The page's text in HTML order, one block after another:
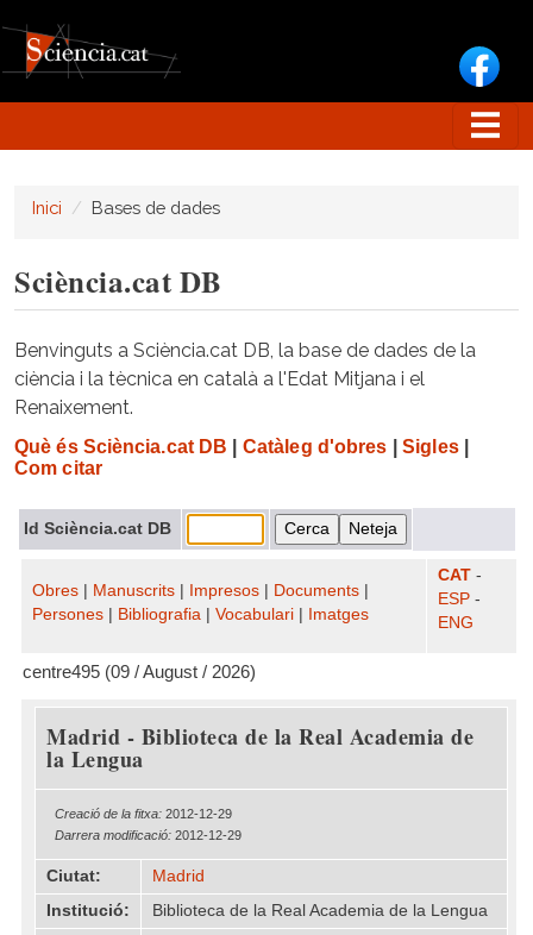
Inici Bases de dades
Sciència.cat DB
Benvinguts a Sciència.cat DB, la base de dades de la
ciència i la tècnica en català a l'Edat Mitjana i el
Renaixement.
Què és Sciència.cat DB Catàleg d'obres Sigles|
Com citar
Id Sciència.cat DB
Obres Manuscrits Impresos Documents
Persones
Bibliografia Vocabulari Imatges
CAT -
ESP -
ENG
centre495 (09 / August / 2026)
Madrid - Biblioteca de la Real Academia de
la Lengua
Creació de la fitxa: 2012-12-29
Darrera modificació: 2012-12-29
Ciutat:
Madrid
Institució:
Biblioteca de la Real Academia de la Lengua